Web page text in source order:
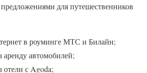
для путешественников
в роуминге МТС и Билайн;
аренду автомобилей;
отели с Agoda;